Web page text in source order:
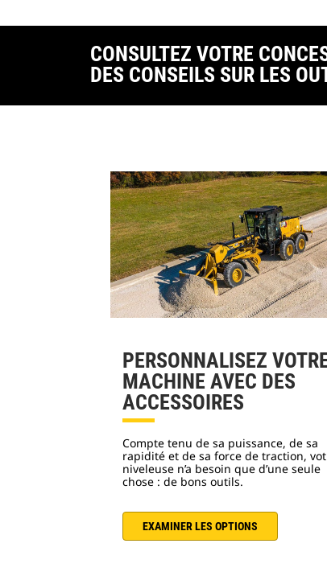
CONSULTEZ VOTRE
DES CONSEILS SUR LES
PERSONNALISEZ
MACHINE AVEC DES
ACCESSOIRES
Compte tenu de sa puissance, de sa
rapidité et de sa force de traction,
niveleuse n’a besoin que d’une seule
chose : de bons outils.
EXAMINER LES OPTIONS